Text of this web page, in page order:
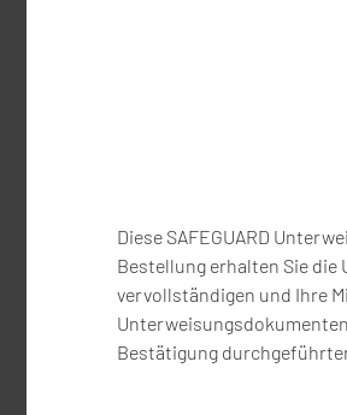
Diese SAFEGUARD
Bestellung erhalten Sie
vervollständigen und Ihre
Bestätigung